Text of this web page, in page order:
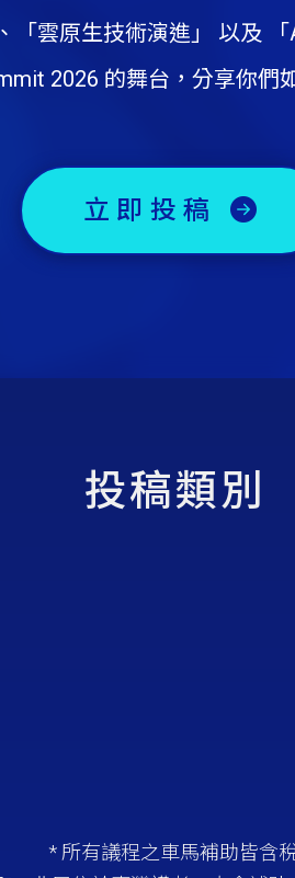
「雲原生技術演進」 以及
2026 的舞台，分享你
立即投稿
投稿類別
* 所有議程之車馬補助皆含